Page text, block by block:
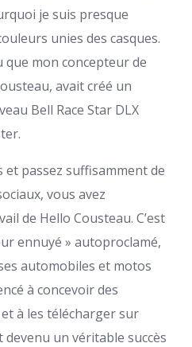
je suis presque
unies des casques.
que mon concepteur de
avait créé un
Bell Race Star DLX
et passez suffisamment de
vous avez
de Hello Cousteau. C’est
ennuyé » autoproclamé,
automobiles et motos
à concevoir des
à les télécharger sur
un véritable succès